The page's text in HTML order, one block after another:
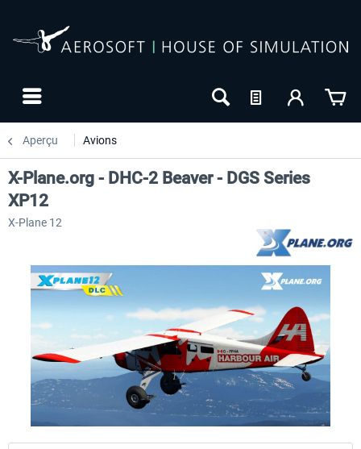
Aperçu Avions
X-Plane.org - King Air 350 XP12
X-Plane.org - Cessna 172M
Series XP12
X-Plane.org - DHC-2 Beaver - DGS Series
XP12
X-Plane 12